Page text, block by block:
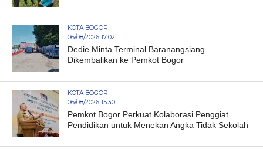
KOTA BOGOR
06/08/2026 17:02
Dedie Minta Terminal Baranangsiang
Dikembalikan ke Pemkot Bogor
KOTA BOGOR
06/08/2026 15:30
Pemkot Bogor Perkuat Kolaborasi Penggiat
Pendidikan untuk Menekan Angka Tidak Sekolah